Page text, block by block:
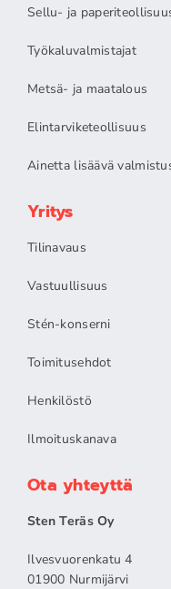
Sellu- ja
Työkaluvalmistajat
Metsä- ja maatalous
Elintarviketeollisuus
Ainetta lisäävä
Yritys
Tilinavaus
Vastuullisuus
Stén-konserni
Toimitusehdot
Henkilöstö
Ilmoituskanava
Ota yhteyttä
Sten Teräs Oy
Ilvesvuorenkatu 4
01900 Nurmijärvi